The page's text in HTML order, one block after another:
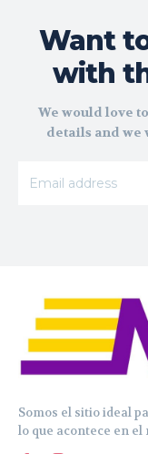
Want
with
We would love
details and we
Somos el sitio ideal
lo que acontece en